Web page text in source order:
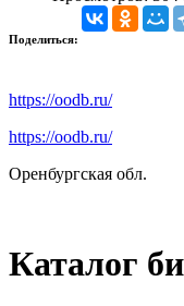
Поделиться:
https://oodb.ru/
https://oodb.ru/
Оренбургская обл.
Каталог